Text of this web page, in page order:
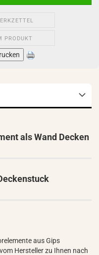
PRODUKT
als Wand Decken
aus Gips
Hersteller zu Ihnen nach